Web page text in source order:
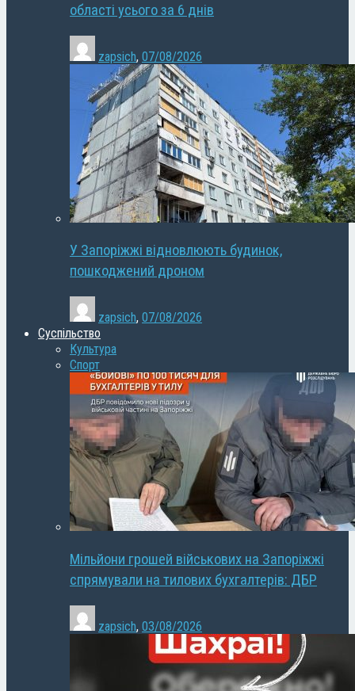
області усього за 6 днів
zapsich, 07/08/2026
У Запоріжжі відновлюють будинок,
пошкоджений дроном
zapsich, 07/08/2026
Суспільство
Культура
Спорт
Мільйони грошей військових на Запоріжжі
спрямували на тилових бухгалтерів: ДБР
zapsich, 03/08/2026